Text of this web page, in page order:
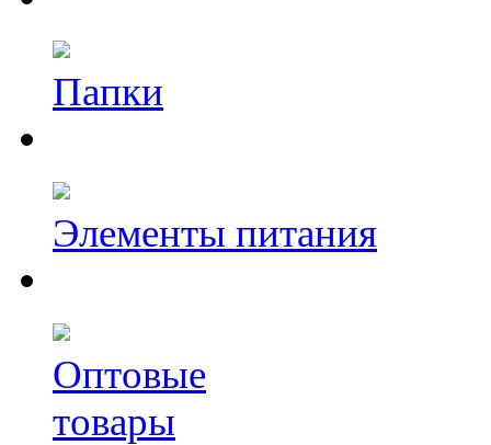
Папки
Элементы питания
Оптовые
товары